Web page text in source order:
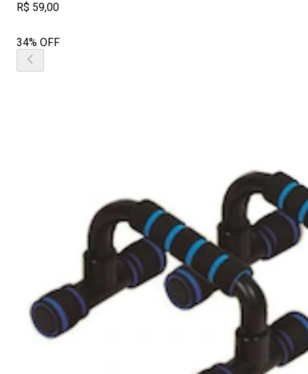
R$ 59,00
34% OFF